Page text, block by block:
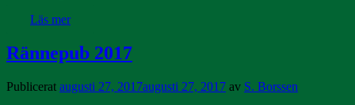
Läs mer
Rännepub 2017
Publicerat augusti 27, 2017augusti 27, 2017 av S. Borssen